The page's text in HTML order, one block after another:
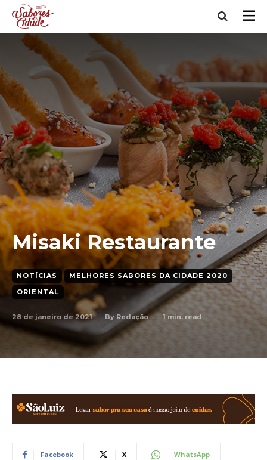
Misaki Restaurante
NOTÍCIAS
MELHORES SABORES DA CIDADE 2020
ORIENTAL
28 de janeiro de 2021 By Redação 1 min. read
Facebook X WhatsApp